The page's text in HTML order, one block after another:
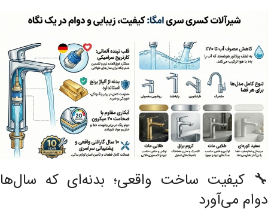
🔧 کیفیت ساخت واقعی؛ بدنه‌ای که سال‌ها
دوام می‌آورد